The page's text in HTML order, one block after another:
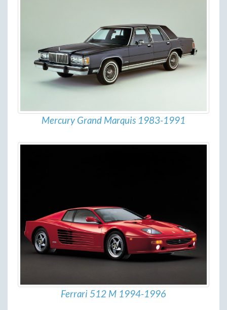
Mercury Grand Marquis 1983-1991
Ferrari 512 M 1994-1996